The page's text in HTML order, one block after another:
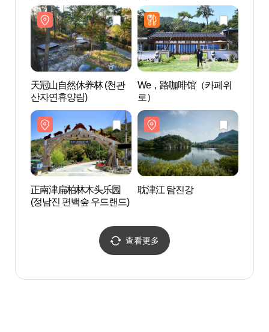
天冠山自然休养林 (천관
산자연휴양림)
We，路咖啡馆（카페위
로）
正南津扁柏林木头乐园
(정남진 편백숲 우드랜드)
耽津江 탐진강
查看更多